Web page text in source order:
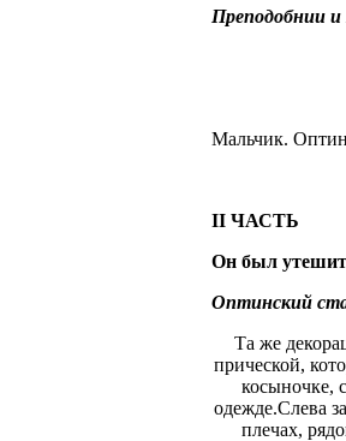
Преподобнии
Мальчик.
II ЧАСТЬ
Он был
Оптинский
Та же
прической,
косыночке,
одежде.Слева
плечах,